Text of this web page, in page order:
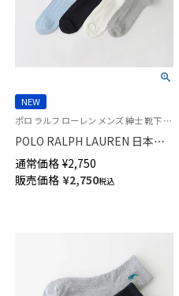
NEW
ポロ ラルフ ローレン メンズ 紳士 靴下 26SS
POLO RALPH LAUREN 日本製
アメリカンシーアイランドコッ
トン リブ クルー丈 ソックス
02042710
通常価格 ¥2,750
販売価格 ¥2,750税込